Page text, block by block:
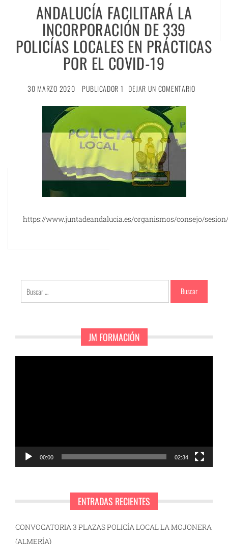
ANDALUCÍA FACILITARÁ LA
INCORPORACIÓN DE 339
POLICÍAS LOCALES EN PRÁCTICAS
POR EL COVID-19
30 MARZO 2020 PUBLICADOR 1 DEJAR UN COMENTARIO
https://www.juntadeandalucia.es/organismos/consejo/
JM FORMACIÓN
00:00 02:34
ENTRADAS RECIENTES
CONVOCATORIA 3 PLAZAS POLICÍA LOCAL LA MOJONERA
(ALMERÍA)